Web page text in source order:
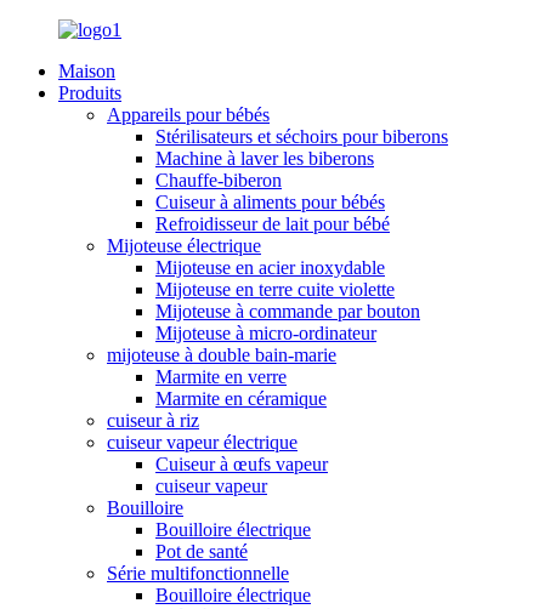
Maison
Produits
Appareils pour bébés
Stérilisateurs et séchoirs pour biberons
Machine à laver les biberons
Chauffe-biberon
Cuiseur à aliments pour bébés
Refroidisseur de lait pour bébé
Mijoteuse électrique
Mijoteuse en acier inoxydable
Mijoteuse en terre cuite violette
Mijoteuse à commande par bouton
Mijoteuse à micro-ordinateur
mijoteuse à double bain-marie
Marmite en verre
Marmite en céramique
cuiseur à riz
cuiseur vapeur électrique
Cuiseur à œufs vapeur
cuiseur vapeur
Bouilloire
Bouilloire électrique
Pot de santé
Série multifonctionnelle
Bouilloire électrique